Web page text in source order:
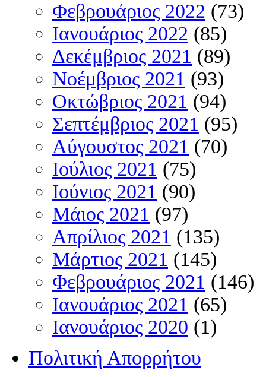
Φεβρουάριος 2022 (73)
Ιανουάριος 2022 (85)
Δεκέμβριος 2021 (89)
Νοέμβριος 2021 (93)
Οκτώβριος 2021 (94)
Σεπτέμβριος 2021 (95)
Αύγουστος 2021 (70)
Ιούλιος 2021 (75)
Ιούνιος 2021 (90)
Μάιος 2021 (97)
Απρίλιος 2021 (135)
Μάρτιος 2021 (145)
Φεβρουάριος 2021 (146)
Ιανουάριος 2021 (65)
Ιανουάριος 2020 (1)
Πολιτική Απορρήτου